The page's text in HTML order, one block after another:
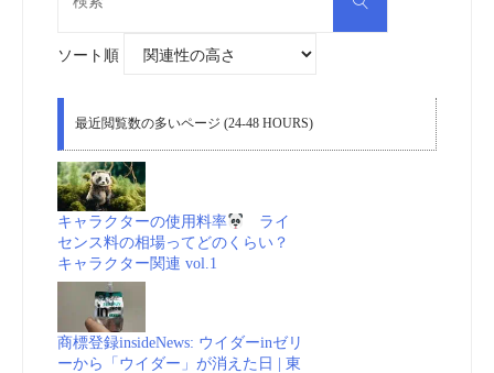
ソート順
最近閲覧数の多いページ (24-48 HOURS)
キャラクターの使用料率
ライ
センス料の相場ってどのくらい？
キャラクター関連 vol.1
商標登録insideNews: ウイダーinゼリ
ーから「ウイダー」が消えた日 | 東